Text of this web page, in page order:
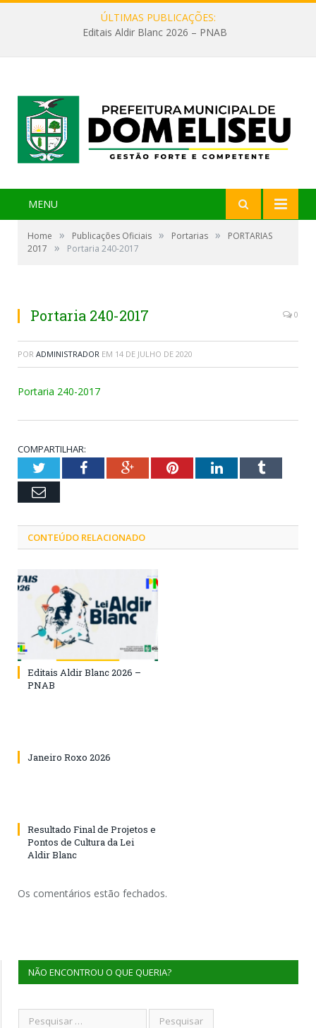
ÚLTIMAS PUBLICAÇÕES:
Editais Aldir Blanc 2026 – PNAB
MENU
Home » Publicações Oficiais » Portarias »
PORTARIAS
2017
» Portaria 240-2017
Portaria 240-2017 0
POR ADMINISTRADOR EM 14 DE JULHO DE 2020
Portaria 240-2017
COMPARTILHAR:
TwitterFacebookGoogle+PinterestLinkedInTumblr
Email
CONTEÚDO RELACIONADO
Editais Aldir Blanc 2026 –
PNAB
Janeiro Roxo 2026
Resultado Final de Projetos e
Pontos de Cultura da Lei
Aldir Blanc
Os comentários estão fechados.
NÃO ENCONTROU O QUE QUERIA?